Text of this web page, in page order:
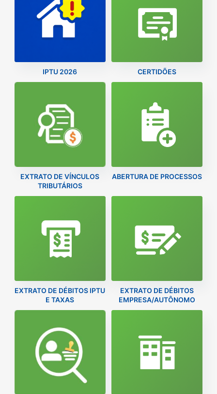
IPTU 2026 CERTIDÕES
EXTRATO DE VÍNCULOS
TRIBUTÁRIOS
ABERTURA DE PROCESSOS
EXTRATO DE DÉBITOS IPTU
E TAXAS
EXTRATO DE DÉBITOS
EMPRESA/AUTÔNOMO